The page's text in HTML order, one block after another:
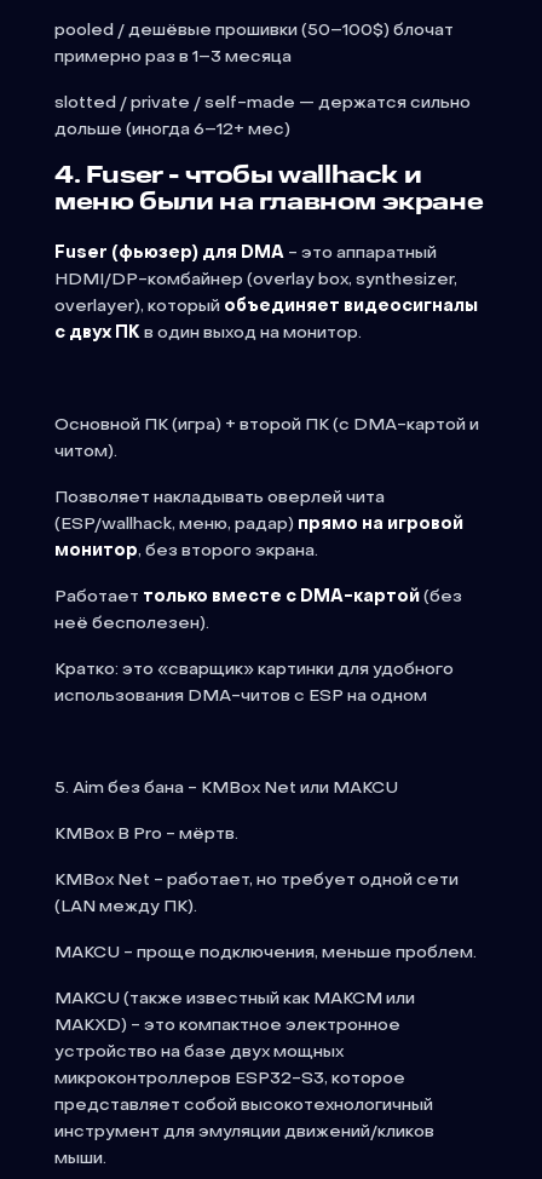
pooled / дешёвые прошивки (50–100$) блочат
примерно раз в 1–3 месяца
slotted / private / self-made — держатся сильно
дольше (иногда 6–12+ мес)
4. Fuser - чтобы wallhack и
меню были на главном экране
Fuser (фьюзер) для DMA - это аппаратный
HDMI/DP-комбайнер (overlay box, synthesizer,
overlayer), который объединяет видеосигналы
с двух ПКв один выход на монитор.
Основной ПК (игра) + второй ПК (с DMA-картой и
читом).
Позволяет накладывать оверлей чита
(ESP/wallhack, меню, радар) прямо на игровой
монитор, без второго экрана.
Работает только вместе с DMA-картой(без
неё бесполезен).
Кратко: это «сварщик» картинки для удобного
использования DMA-читов с ESP на одном
5. Aim без бана - KMBox Net или MAKCU
KMBox B Pro - мёртв.
KMBox Net - работает, но требует одной сети
(LAN между ПК).
MAKCU - проще подключения, меньше проблем.
MAKCU (также известный как MAKCM или
MAKXD) - это компактное электронное
устройство на базе двух мощных
микроконтроллеров ESP32-S3, которое
представляет собой высокотехнологичный
инструмент для эмуляции движений/кликов
мыши.